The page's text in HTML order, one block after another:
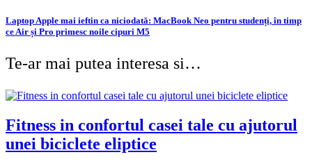
Laptop Apple mai ieftin ca niciodată: MacBook Neo pentru studenți, în timp
ce Air și Pro primesc noile cipuri M5
Te-ar mai putea interesa si…
Fitness in confortul casei tale cu ajutorul
unei biciclete eliptice